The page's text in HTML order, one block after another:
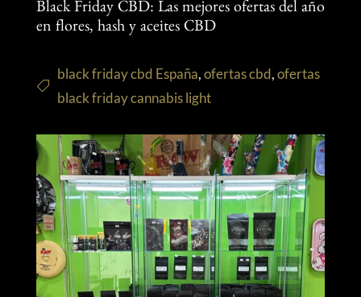
Black Friday CBD: Las mejores ofertas del año
en flores, hash y aceites CBD
black friday cbd España,ofertas cbd,ofertas
black friday cannabis light